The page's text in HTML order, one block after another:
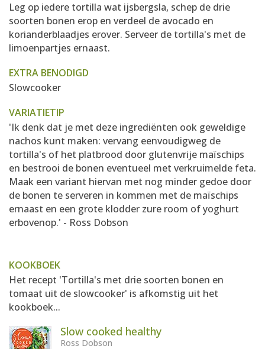
Leg op iedere tortilla wat ijsbergsla, schep de drie
soorten bonen erop en verdeel de avocado en
korianderblaadjes erover. Serveer de tortilla's met de
limoenpartjes ernaast.
EXTRA BENODIGD
Slowcooker
VARIATIETIP
'Ik denk dat je met deze ingrediënten ook geweldige
nachos kunt maken: vervang eenvoudigweg de
tortilla's of het platbrood door glutenvrije maïschips
en bestrooi de bonen eventueel met verkruimelde feta.
Maak een variant hiervan met nog minder gedoe door
de bonen te serveren in kommen met de maïschips
ernaast en een grote klodder zure room of yoghurt
erbovenop.' - Ross Dobson
KOOKBOEK
Het recept 'Tortilla's met drie soorten bonen en
tomaat uit de slowcooker' is afkomstig uit het
kookboek...
Slow cooked healthy
Ross Dobson